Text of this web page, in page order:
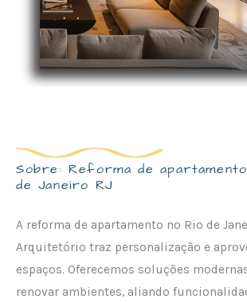
Sobre: Reforma de
de Janeiro RJ
A reforma de apartamento no Rio de
Arquitetório traz personalização e
espaços. Oferecemos soluções
renovar ambientes, aliando